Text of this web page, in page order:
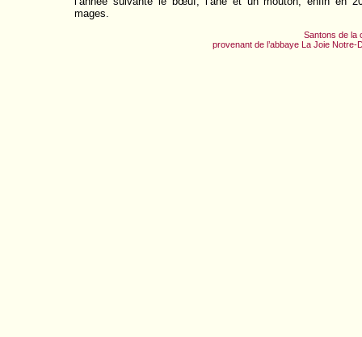
mages.
Santons de la
provenant de l’abbaye La Joie Notre-